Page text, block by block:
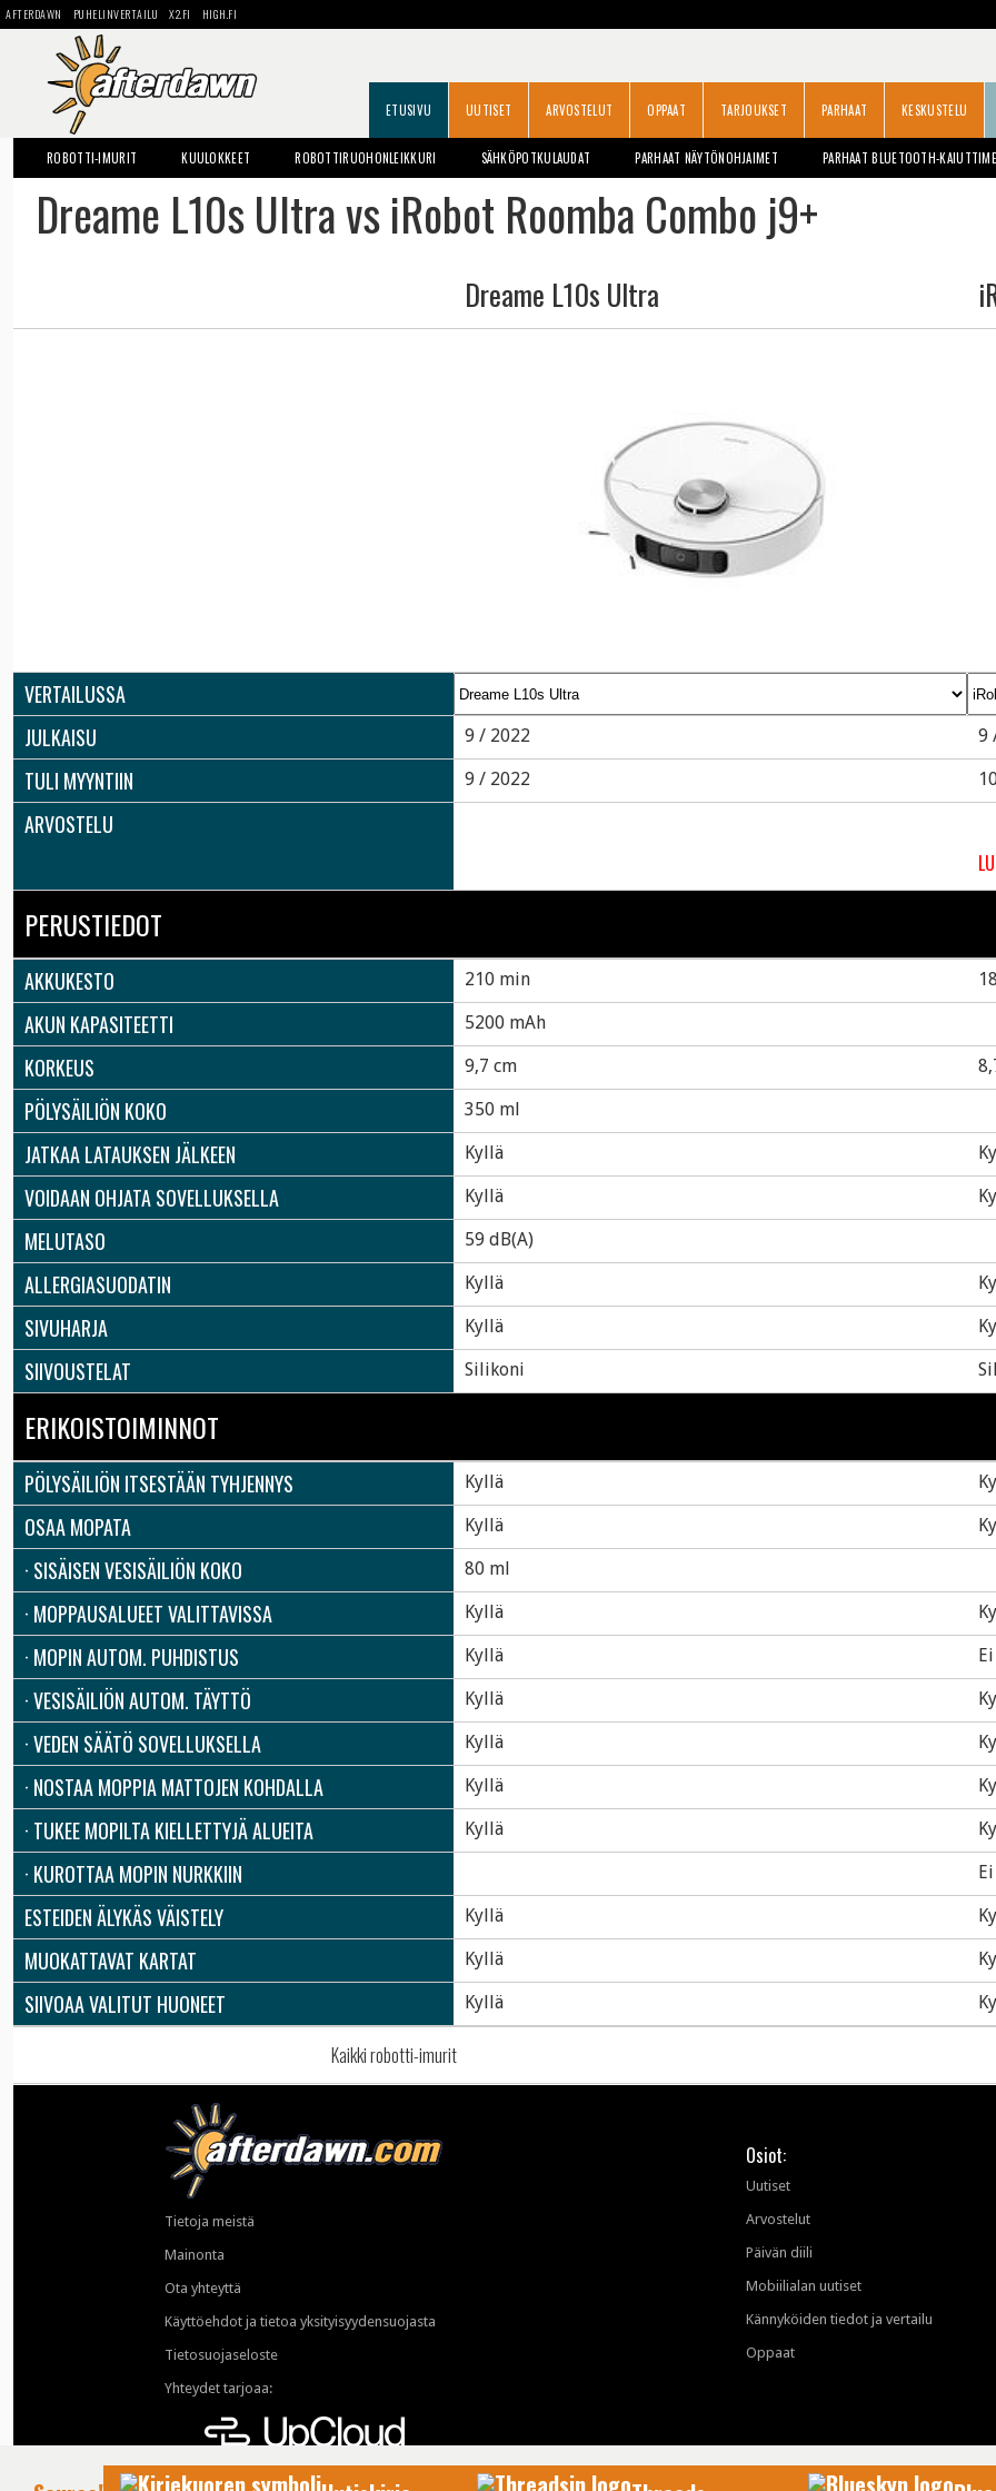
AFTERDAWN PUHELINVERTAILU X2.FI HIGH.FI
ETUSIVU UUTISET ARVOSTELUT OPPAAT TARJOUKSET PARHAAT KESKUSTELU
ROBOTTI-IMURIT KUULOKKEET ROBOTTIRUOHONLEIKKURI SÄHKÖPOTKULAUDAT PARHAAT NÄYTÖNOHJAIMET PARHAAT BLUETOOTH-
Dreame L10s Ultra vs iRobot Roomba Combo j9+
Dreame L10s Ultra
VERTAILUSSA
JULKAISU
9 / 2022 9
TULI MYYNTIIN 9 / 2022
ARVOSTELU
PERUSTIEDOT
AKKUKESTO 210 min
AKUN KAPASITEETTI 5200 mAh
KORKEUS 9,7 cm
PÖLYSÄILIÖN KOKO 350 ml
JATKAA LATAUKSEN JÄLKEEN Kyllä
VOIDAAN OHJATA SOVELLUKSELLA Kyllä
MELUTASO 59 dB(A)
ALLERGIASUODATIN Kyllä
SIVUHARJA Kyllä
SIIVOUSTELAT Silikoni
ERIKOISTOIMINNOT
PÖLYSÄILIÖN ITSESTÄÄN TYHJENNYS Kyllä
OSAA MOPATA Kyllä
· SISÄISEN VESISÄILIÖN KOKO 80 ml
· MOPPAUSALUEET VALITTAVISSA Kyllä
· MOPIN AUTOM. PUHDISTUS Kyllä Ei
· VESISÄILIÖN AUTOM. TÄYTTÖ Kyllä
· VEDEN SÄÄTÖ SOVELLUKSELLA Kyllä
· NOSTAA MOPPIA MATTOJEN KOHDALLA Kyllä
· TUKEE MOPILTA KIELLETTYJÄ ALUEITA Kyllä
· KUROTTAA MOPIN NURKKIIN Ei
ESTEIDEN ÄLYKÄS VÄISTELY Kyllä
MUOKATTAVAT KARTAT Kyllä
SIIVOAA VALITUT HUONEET Kyllä
Kaikki robotti-imurit
Tietoja meistä
Mainonta
Ota yhteyttä
Käyttöehdot ja tietoa yksityisyydensuojasta
Tietosuojaseloste
Yhteydet tarjoaa:
Osiot:
Uutiset
Arvostelut
Päivän diili
Mobiilialan uutiset
Kännyköiden tiedot ja vertailu
Oppaat